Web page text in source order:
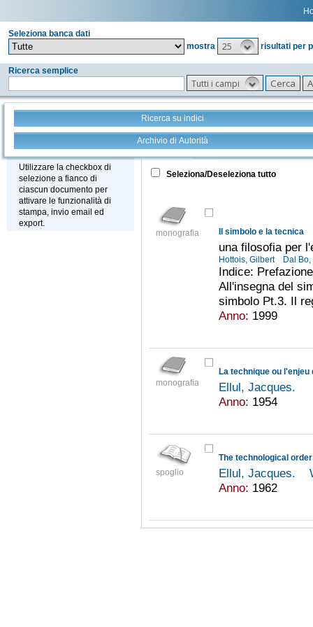
Seleziona banca dati
mostra
25 risultati per
Ricerca semplice
Tutti i campi
Ricerca su indici
Archivio di Autorità
Stampa - Email - Export
Utilizzare la checkbox di
selezione a fianco di
ciascun documento per
attivare le funzionalità di
stampa, invio email ed
export.
Tutto +
Seleziona/Deseleziona tutto
monografia Il simbolo e la tecnica
una filosofia per
Hottois, Gilbert Dal
Indice:
All'insegna del
simbolo Pt.3. Il
Anno: 1999
monografia
La technique ou l'enjeu
Ellul, Jacques.
Anno: 1954
spoglio
The technological order
Ellul, Jacques.
Anno: 1962